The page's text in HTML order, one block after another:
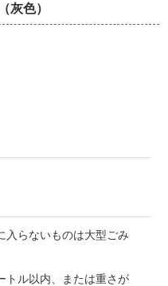
灰色）
入らないものは大型ごみ
トル以内、または重さが